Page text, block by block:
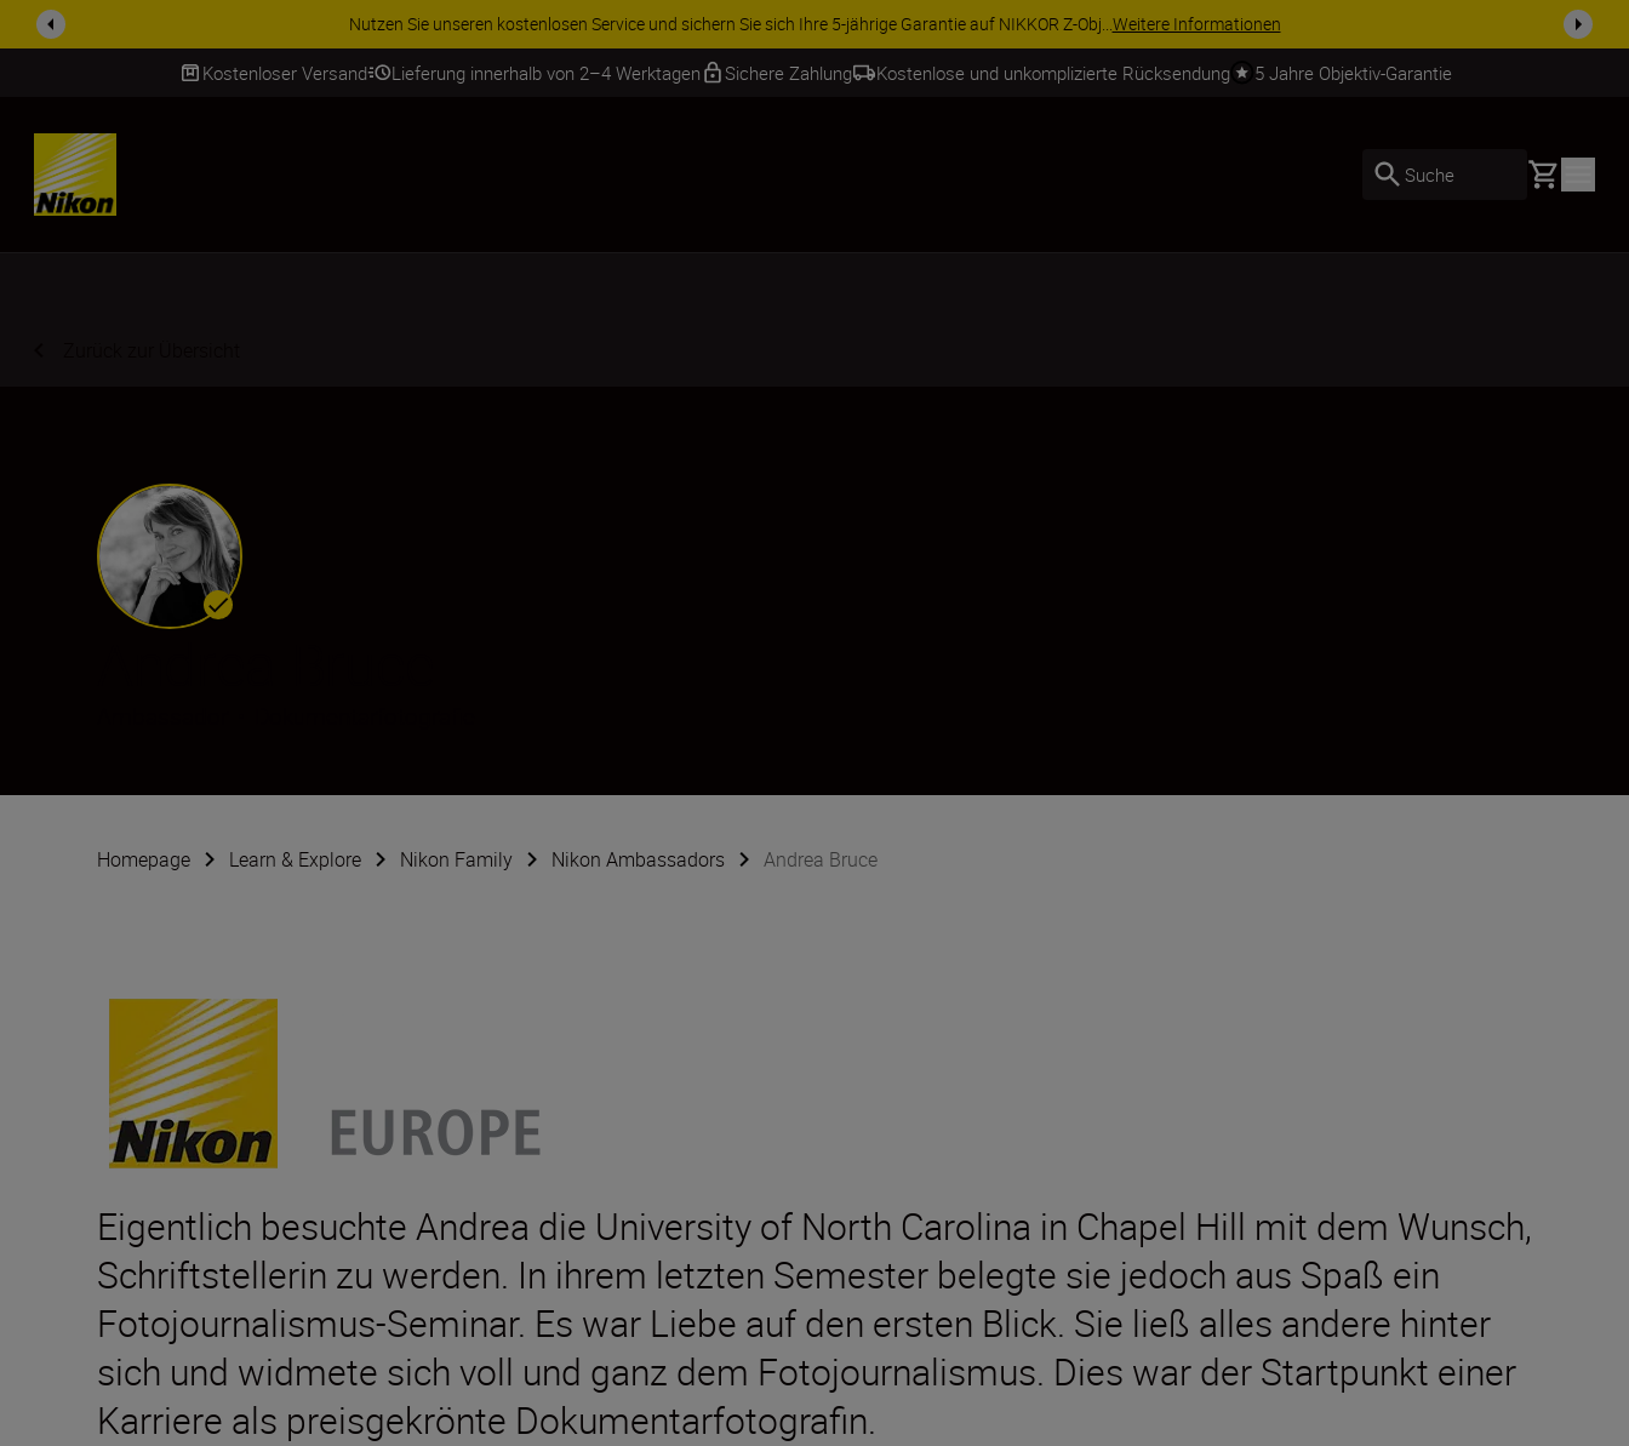
ZUBEHÖR IM ANGEBOT | Sparen Sie 15 % auf ausgewähltes Zubehör und vervollständigen Sie Ihre Ausrüstu...Jetzt einkaufen
Kostenloser Versand Lieferung innerhalb von 2–4 Werktagen Sichere Zahlung Kostenlose und unkomplizierte Rücksendung 5 Jahre Objektiv-Garantie
SKIP
Suche Basket
Homepage Learn & Explore Nikon Family Nikon Ambassadors Andrea Bruce
Eigentlich besuchte Andrea die University of North Carolina in Chapel Hill mit dem Wunsch,
Schriftstellerin zu werden. In ihrem letzten Semester belegte sie jedoch aus Spaß ein
Fotojournalismus-Seminar. Es war Liebe auf den ersten Blick. Sie ließ alles andere hinter
sich und widmete sich voll und ganz dem Fotojournalismus. Dies war der Startpunkt einer
Karriere als preisgekrönte Dokumentarfotografin.